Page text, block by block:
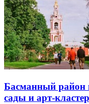
Басманный район
сады и арт-